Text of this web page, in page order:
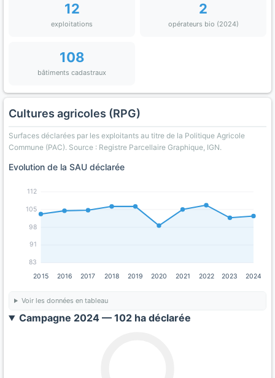
12
exploitations
2
opérateurs bio (2024)
108
bâtiments cadastraux
Cultures agricoles (RPG)
Surfaces déclarées par les exploitants au titre de la Politique Agricole
Commune (PAC). Source : Registre Parcellaire Graphique, IGN.
Evolution de la SAU déclarée
83
91
98
105
112
2015 2016 2017 2018 2019 2020 2021 2022 2023 2024
Voir les données en tableau
Campagne 2024 — 102 ha déclarée